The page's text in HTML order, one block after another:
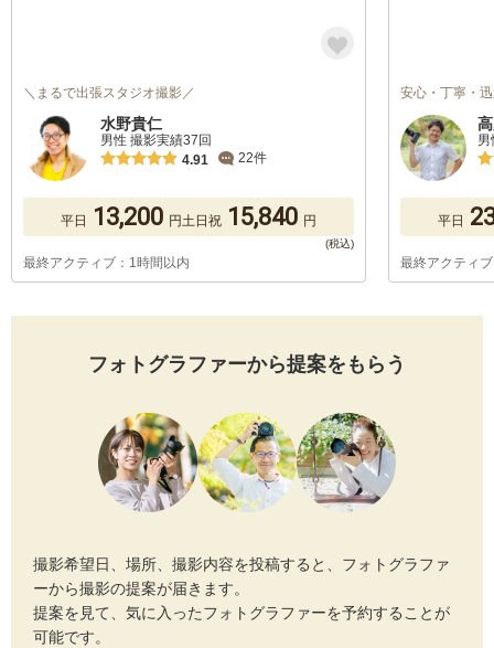
＼まるで出張スタジオ撮影／
水野貴仁
男性 撮影実績37回
4.91
22件
平日 13,200 円土日祝 15,840 円
最終アクティブ：1時間以内
安心・丁寧・
平日
最終アクティ
フォトグラファーから提案をもらう
撮影希望日、場所、撮影内容を投稿すると、フォトグラファ
ーから撮影の提案が届きます。
提案を見て、気に入ったフォトグラファーを予約することが
可能です。